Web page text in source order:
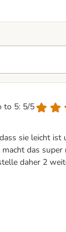
to 5: 5/5
sie leicht
das
daher 2